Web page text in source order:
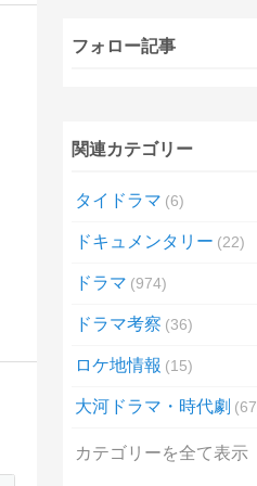
フォロー記事
関連カテゴリー
タイドラマ 6
ドキュメンタリー 22
ドラマ 974
ドラマ考察 36
ロケ地情報 15
大河ドラマ・時代劇 67
カテゴリーを全て表示